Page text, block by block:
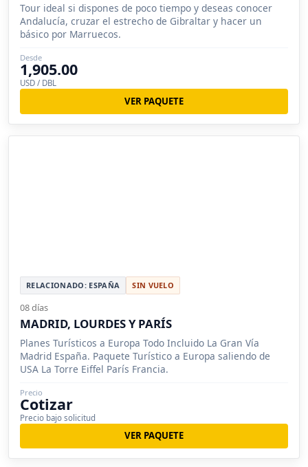
Tour ideal si dispones de poco tiempo y deseas conocer
Andalucía, cruzar el estrecho de Gibraltar y hacer un
básico por Marruecos.
Desde
1,905.00
USD / DBL
VER PAQUETE
RELACIONADO: ESPAÑA SIN VUELO
08 días
MADRID, LOURDES Y PARÍS
Planes Turísticos a Europa Todo Incluido La Gran Vía
Madrid España. Paquete Turístico a Europa saliendo de
USA La Torre Eiffel París Francia.
Precio
Cotizar
Precio bajo solicitud
VER PAQUETE